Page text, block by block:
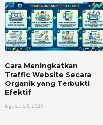
Cara Meningkatkan
Traffic Website Secara
Organik yang Terbukti
Efektif
Agustus 3, 2026